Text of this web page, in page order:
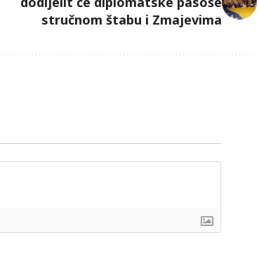
stručnom štabu i Zmajevima